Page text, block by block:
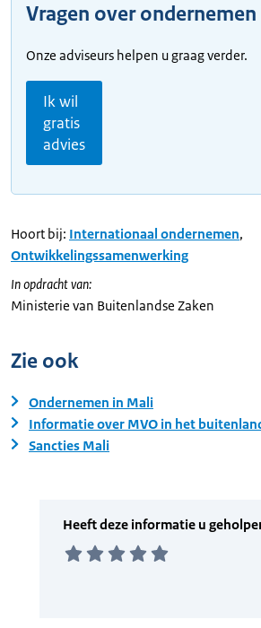
Vragen over
Onze adviseurs helpen u graag verder.
Ik wil
gratis
advies
Hoort bij: Internationaal ondernemen,
Ontwikkelingssamenwerking
In opdracht van:
Ministerie van Buitenlandse Zaken
Zie ook
Ondernemen in Mali
Informatie over MVO in het
Sancties Mali